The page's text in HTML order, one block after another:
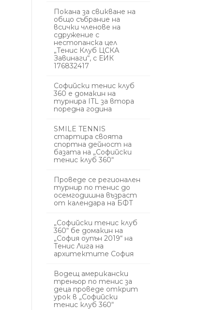
Покана за свикване на
общо събрание на
всички членове на
сдружение с
нестопанска цел
„Тенис Клуб ЦСКА
Завинаги“, с ЕИК
176832417
Софийски тенис клуб
360 е домакин на
турнира ITL за втора
поредна година
SMILE TENNIS
стартира своята
спортна дейност на
базата на „Софийски
тенис клуб 360“
Проведе се регионален
турнир по тенис до
осемгодишна възраст
от календара на БФТ
„Софийски тенис клуб
360“ бе домакин на
„София оупън 2019“ на
Тенис Лига на
архитектите София
Водещ американски
треньор по тенис за
деца проведе открит
урок в „Софийски
тенис клуб 360“